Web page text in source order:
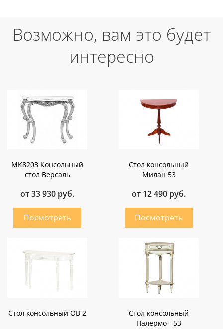
Возможно, вам это будет
интересно
МК8203 Консольный
стол Версаль
от 33 930 руб.
Стол консольный
Милан 53
от 12 490 руб.
Стол консольный ОВ 2
Стол консольный
Палермо - 53